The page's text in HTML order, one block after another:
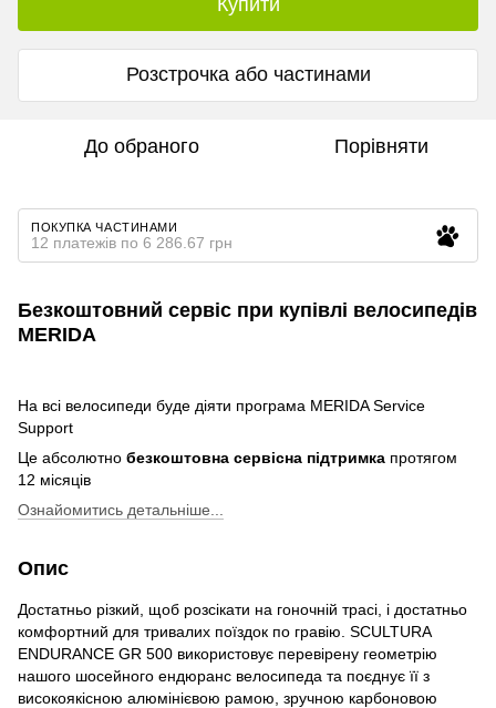
Розстрочка або частинами
До обраного Порівняти
ПОКУПКА ЧАСТИНАМИ
12 платежів по 6 286.67 грн
Безкоштовний сервіс при купівлі велосипедів
MERIDA
На всі велосипеди буде діяти програма MERIDA Service
Support
Це абсолютно безкоштовна сервісна підтримка протягом
12 місяців
Ознайомитись детальніше...
Опис
Достатньо різкий, щоб розсікати на гоночній трасі, і достатньо
комфортний для тривалих поїздок по гравію. SCULTURA
ENDURANCE GR 500 використовує перевірену геометрію
нашого шосейного ендюранс велосипеда та поєднує її з
високоякісною алюмінієвою рамою, зручною карбоновою